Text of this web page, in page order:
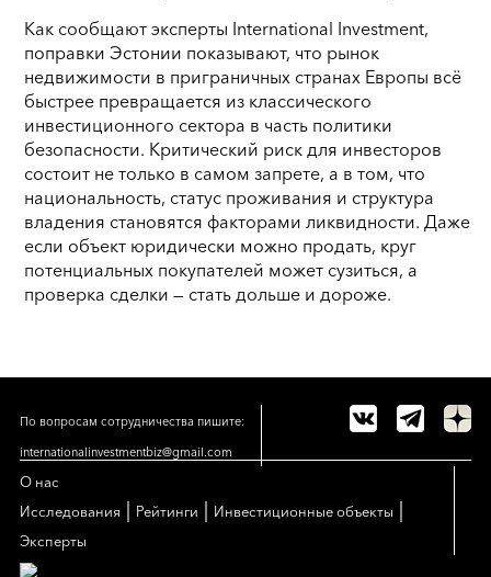
Как сообщают эксперты International Investment,
поправки Эстонии показывают, что рынок
недвижимости в приграничных странах Европы всё
быстрее превращается из классического
инвестиционного сектора в часть политики
безопасности. Критический риск для инвесторов
состоит не только в самом запрете, а в том, что
национальность, статус проживания и структура
владения становятся факторами ликвидности. Даже
если объект юридически можно продать, круг
потенциальных покупателей может сузиться, а
проверка сделки — стать дольше и дороже.
По вопросам сотрудничества пишите:
internationalinvestmentbiz@gmail.com
О нас
Исследования
Рейтинги Инвестиционные объекты
Эксперты